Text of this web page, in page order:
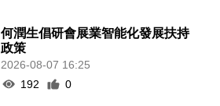
何潤生倡研會展業智能化發展扶持
政策
2026-08-07 16:25
192
0